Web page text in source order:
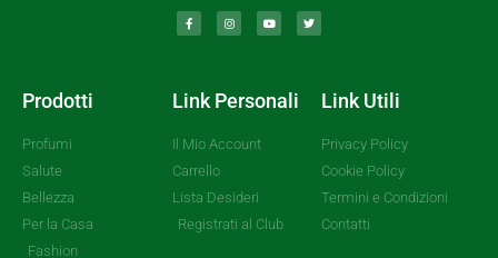
Prodotti
Profumi
Salute
Bellezza
Per la Casa
Fashion
Link Personali
Il Mio Account
Carrello
Lista Desideri
Registrati al Club
Link Utili
Privacy Policy
Cookie Policy
Termini e Condizioni
Contatti